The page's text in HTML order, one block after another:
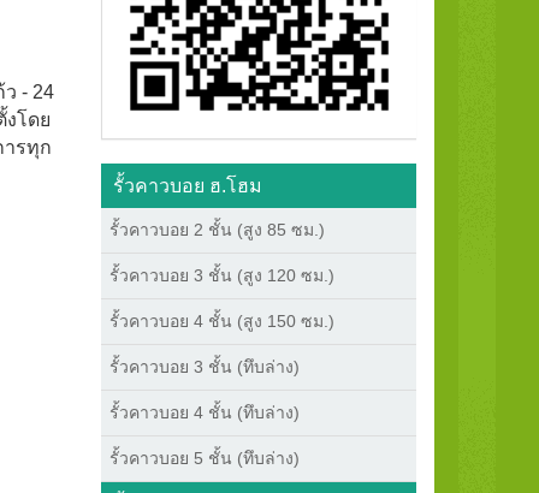
- 24
งโดย
ารทุก
รั้วคาวบอย ฮ.โฮม
รั้วคาวบอย 2 ชั้น (สูง 85 ซม.)
รั้วคาวบอย 3 ชั้น (สูง 120 ซม.)
รั้วคาวบอย 4 ชั้น (สูง 150 ซม.)
รั้วคาวบอย 3 ชั้น (ทึบล่าง)
รั้วคาวบอย 4 ชั้น (ทึบล่าง)
รั้วคาวบอย 5 ชั้น (ทึบล่าง)